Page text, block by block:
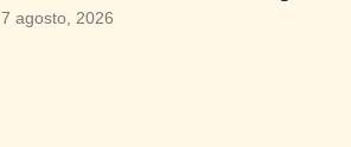
7 agosto, 2026